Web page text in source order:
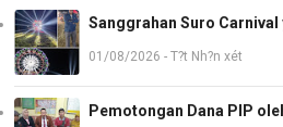
Sanggrahan Suro Carnival
01/08/2026 - T?t Nh?n xét
Pemotongan Dana PIP